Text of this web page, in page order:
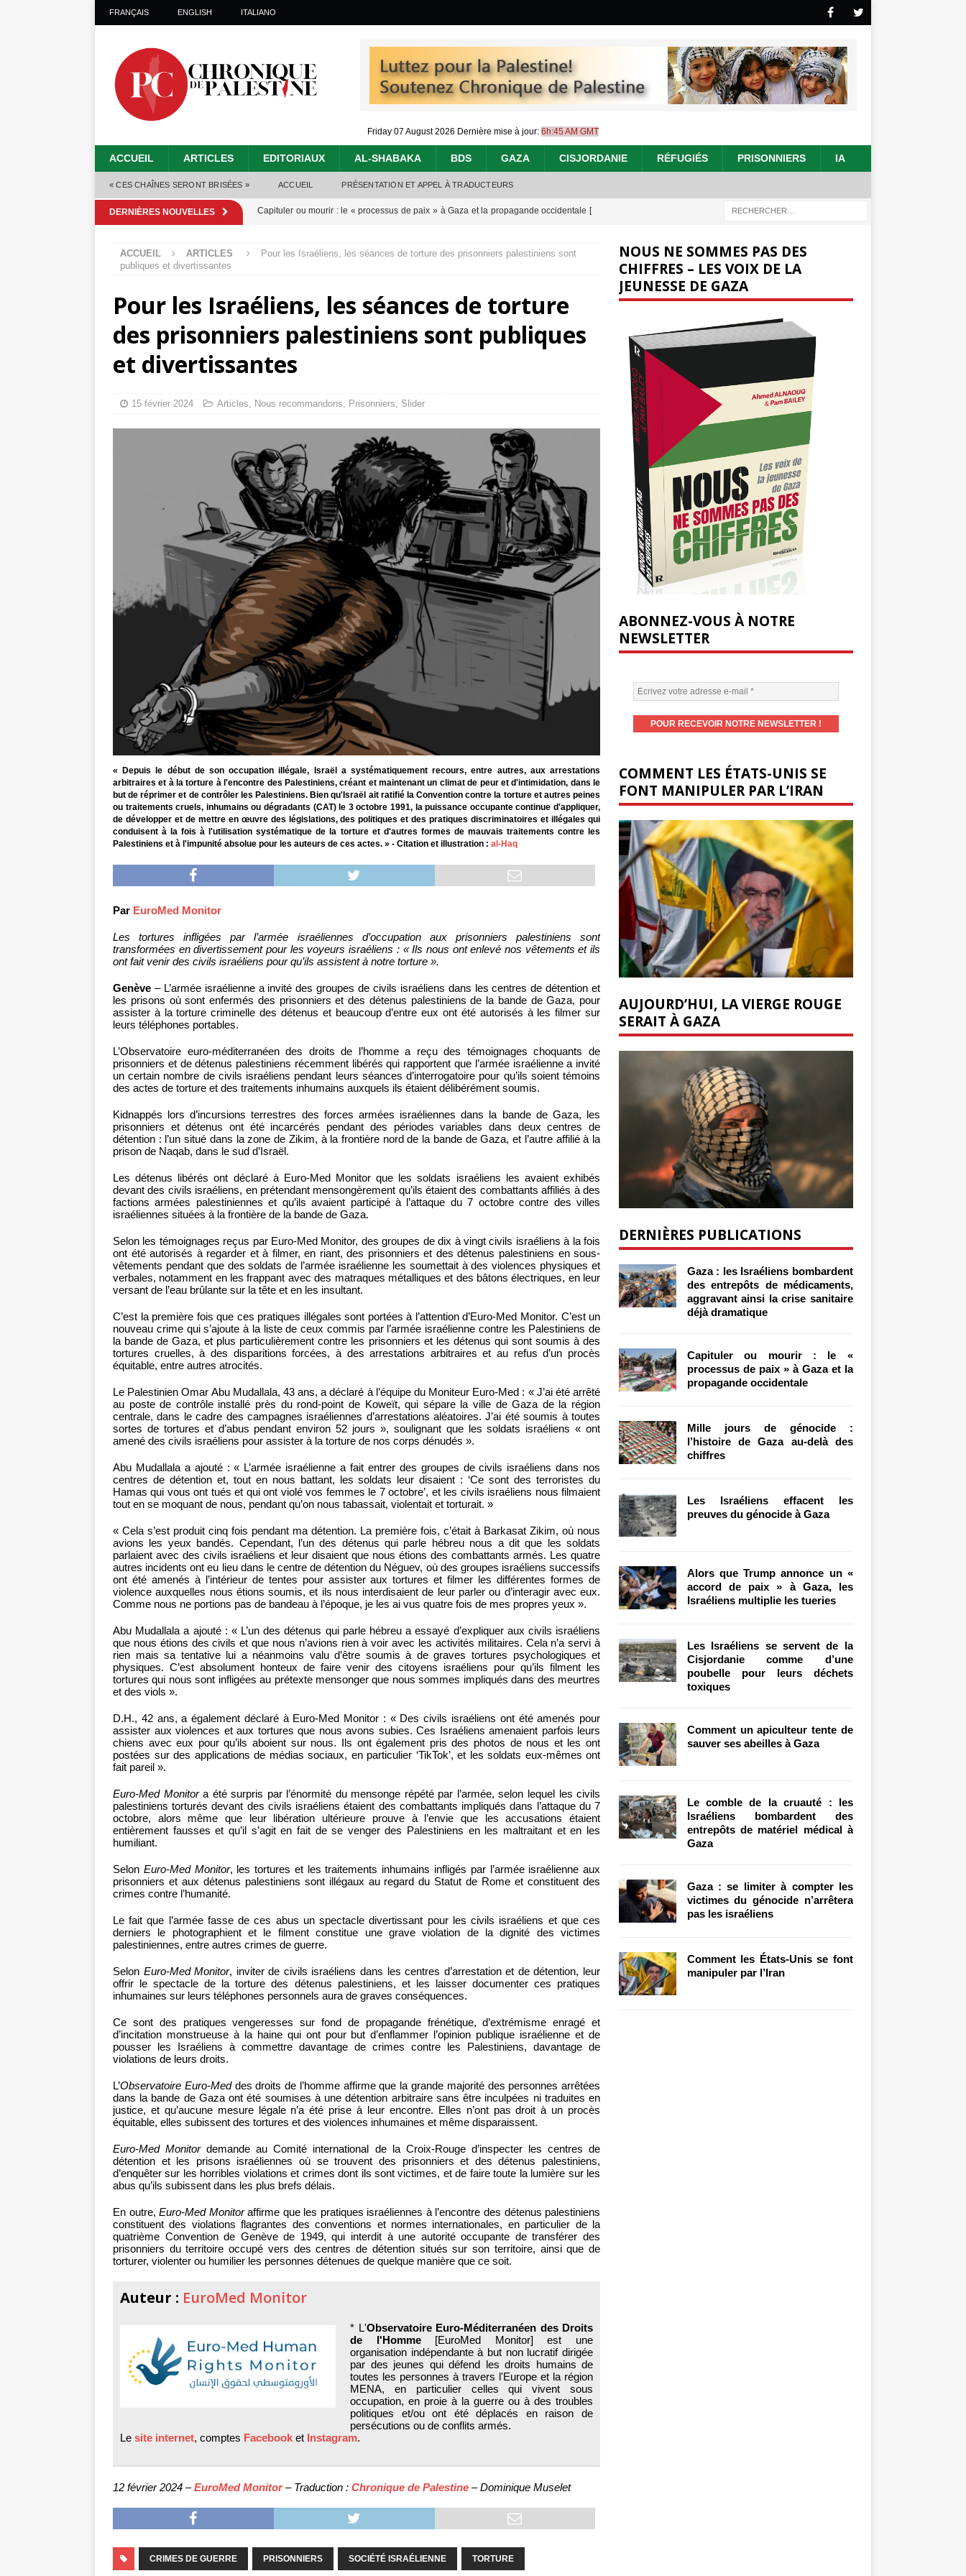
FRANÇAIS ENGLISH ITALIANO
Friday 07 August 2026 Dernière mise à jour: 6h:45 AM GMT
ACCUEIL ARTICLES EDITORIAUX AL-SHABAKA BDS GAZA CISJORDANIE RÉFUGIÉS PRISONNIERS IA
« CES CHAÎNES SERONT BRISÉES » ACCUEIL PRÉSENTATION ET APPEL À TRADUCTEURS
DERNIÈRES NOUVELLES Capituler ou mourir : le « processus de paix » à Gaza et la propagande occidentale [
Mille jours de génocide : l’histoire de Gaza au-delà des chiffres [ 5 août 2026 ]
Alors que Trump annonce un « accord de paix » à Gaza, les Israéliens multiplie les
tueries [ 4 août 2026 ]
Gaza : les Israéliens bombardent des entrepôts de médicaments, aggravant ainsi la
ACCUEIL ARTICLES
Pour les Israéliens, les séances de torture des prisonniers palestiniens sont
publiques et divertissantes
Pour les Israéliens, les séances de torture
des prisonniers palestiniens sont publiques
et divertissantes
15 février 2024 Articles, Nous recommandons, Prisonniers, Slider
« Depuis le début de son occupation illégale, Israël a systématiquement recours, entre autres, aux arrestations
arbitraires et à la torture à l'encontre des Palestiniens, créant et maintenant un climat de peur et d'intimidation, dans le
but de réprimer et de contrôler les Palestiniens. Bien qu'Israël ait ratifié la Convention contre la torture et autres peines
ou traitements cruels, inhumains ou dégradants (CAT) le 3 octobre 1991, la puissance occupante continue d'appliquer,
de développer et de mettre en œuvre des législations, des politiques et des pratiques discriminatoires et illégales qui
conduisent à la fois à l'utilisation systématique de la torture et d'autres formes de mauvais traitements contre les
Palestiniens et à l'impunité absolue pour les auteurs de ces actes. » - Citation et illustration : al-Haq
Par EuroMed Monitor
Les tortures infligées par l’armée israéliennes d’occupation aux prisonniers palestiniens sont
transformées en divertissement pour les voyeurs israéliens : « Ils nous ont enlevé nos vêtements et ils
ont fait venir des civils israéliens pour qu’ils assistent à notre torture ».
Genève – L’armée israélienne a invité des groupes de civils israéliens dans les centres de détention et
les prisons où sont enfermés des prisonniers et des détenus palestiniens de la bande de Gaza, pour
assister à la torture criminelle des détenus et beaucoup d’entre eux ont été autorisés à les filmer sur
leurs téléphones portables.
L’Observatoire euro-méditerranéen des droits de l’homme a reçu des témoignages choquants de
prisonniers et de détenus palestiniens récemment libérés qui rapportent que l’armée israélienne a invité
un certain nombre de civils israéliens pendant leurs séances d’interrogatoire pour qu’ils soient témoins
des actes de torture et des traitements inhumains auxquels ils étaient délibérément soumis.
Kidnappés lors d’incursions terrestres des forces armées israéliennes dans la bande de Gaza, les
prisonniers et détenus ont été incarcérés pendant des périodes variables dans deux centres de
détention : l’un situé dans la zone de Zikim, à la frontière nord de la bande de Gaza, et l’autre affilié à la
prison de Naqab, dans le sud d’Israël.
Les détenus libérés ont déclaré à Euro-Med Monitor que les soldats israéliens les avaient exhibés
devant des civils israéliens, en prétendant mensongèrement qu’ils étaient des combattants affiliés à des
factions armées palestiniennes et qu’ils avaient participé à l’attaque du 7 octobre contre des villes
israéliennes situées à la frontière de la bande de Gaza.
Selon les témoignages reçus par Euro-Med Monitor, des groupes de dix à vingt civils israéliens à la fois
ont été autorisés à regarder et à filmer, en riant, des prisonniers et des détenus palestiniens en sous-
vêtements pendant que des soldats de l’armée israélienne les soumettait à des violences physiques et
verbales, notamment en les frappant avec des matraques métalliques et des bâtons électriques, en leur
versant de l’eau brûlante sur la tête et en les insultant.
C’est la première fois que ces pratiques illégales sont portées à l’attention d’Euro-Med Monitor. C’est un
nouveau crime qui s’ajoute à la liste de ceux commis par l’armée israélienne contre les Palestiniens de
la bande de Gaza, et plus particulièrement contre les prisonniers et les détenus qui sont soumis à des
tortures cruelles, à des disparitions forcées, à des arrestations arbitraires et au refus d’un procès
équitable, entre autres atrocités.
Le Palestinien Omar Abu Mudallala, 43 ans, a déclaré à l’équipe du Moniteur Euro-Med : « J’ai été arrêté
au poste de contrôle installé près du rond-point de Koweït, qui sépare la ville de Gaza de la région
centrale, dans le cadre des campagnes israéliennes d’arrestations aléatoires. J’ai été soumis à toutes
sortes de tortures et d’abus pendant environ 52 jours », soulignant que les soldats israéliens « ont
amené des civils israéliens pour assister à la torture de nos corps dénudés ».
Abu Mudallala a ajouté : « L’armée israélienne a fait entrer des groupes de civils israéliens dans nos
centres de détention et, tout en nous battant, les soldats leur disaient : ‘Ce sont des terroristes du
Hamas qui vous ont tués et qui ont violé vos femmes le 7 octobre’, et les civils israéliens nous filmaient
tout en se moquant de nous, pendant qu’on nous tabassait, violentait et torturait. »
« Cela s’est produit cinq fois pendant ma détention. La première fois, c’était à Barkasat Zikim, où nous
avions les yeux bandés. Cependant, l’un des détenus qui parle hébreu nous a dit que les soldats
parlaient avec des civils israéliens et leur disaient que nous étions des combattants armés. Les quatre
autres incidents ont eu lieu dans le centre de détention du Néguev, où des groupes israéliens successifs
ont été amenés à l’intérieur de tentes pour assister aux tortures et filmer les différentes formes de
violence auxquelles nous étions soumis, et ils nous interdisaient de leur parler ou d’interagir avec eux.
Comme nous ne portions pas de bandeau à l’époque, je les ai vus quatre fois de mes propres yeux ».
Abu Mudallala a ajouté : « L’un des détenus qui parle hébreu a essayé d’expliquer aux civils israéliens
que nous étions des civils et que nous n’avions rien à voir avec les activités militaires. Cela n’a servi à
rien mais sa tentative lui a néanmoins valu d’être soumis à de graves tortures psychologiques et
physiques. C’est absolument honteux de faire venir des citoyens israéliens pour qu’ils filment les
tortures qui nous sont infligées au prétexte mensonger que nous sommes impliqués dans des meurtres
et des viols ».
D.H., 42 ans, a également déclaré à Euro-Med Monitor : « Des civils israéliens ont été amenés pour
assister aux violences et aux tortures que nous avons subies. Ces Israéliens amenaient parfois leurs
chiens avec eux pour qu’ils aboient sur nous. Ils ont également pris des photos de nous et les ont
postées sur des applications de médias sociaux, en particulier ‘TikTok’, et les soldats eux-mêmes ont
fait pareil ».
Euro-Med Monitora été surpris par l’énormité du mensonge répété par l’armée, selon lequel les civils
palestiniens torturés devant des civils israéliens étaient des combattants impliqués dans l’attaque du 7
octobre, alors même que leur libération ultérieure prouve à l’envie que les accusations étaient
entièrement fausses et qu’il s’agit en fait de se venger des Palestiniens en les maltraitant et en les
humiliant.
Selon Euro-Med Monitor, les tortures et les traitements inhumains infligés par l’armée israélienne aux
prisonniers et aux détenus palestiniens sont illégaux au regard du Statut de Rome et constituent des
crimes contre l’humanité.
Le fait que l’armée fasse de ces abus un spectacle divertissant pour les civils israéliens et que ces
derniers le photographient et le filment constitue une grave violation de la dignité des victimes
palestiniennes, entre autres crimes de guerre.
Selon Euro-Med Monitor, inviter de civils israéliens dans les centres d’arrestation et de détention, leur
offrir le spectacle de la torture des détenus palestiniens, et les laisser documenter ces pratiques
inhumaines sur leurs téléphones personnels aura de graves conséquences.
Ce sont des pratiques vengeresses sur fond de propagande frénétique, d’extrémisme enragé et
d’incitation monstrueuse à la haine qui ont pour but d’enflammer l’opinion publique israélienne et de
pousser les Israéliens à commettre davantage de crimes contre les Palestiniens, davantage de
violations de leurs droits.
L’Observatoire Euro-Meddes droits de l’homme affirme que la grande majorité des personnes arrêtées
dans la bande de Gaza ont été soumises à une détention arbitraire sans être inculpées ni traduites en
justice, et qu’aucune mesure légale n’a été prise à leur encontre. Elles n’ont pas droit à un procès
équitable, elles subissent des tortures et des violences inhumaines et même disparaissent.
Euro-Med Monitordemande au Comité international de la Croix-Rouge d’inspecter les centres de
détention et les prisons israéliennes où se trouvent des prisonniers et des détenus palestiniens,
d’enquêter sur les horribles violations et crimes dont ils sont victimes, et de faire toute la lumière sur les
abus qu’ils subissent dans les plus brefs délais.
En outre,Euro-Med Monitoraffirme que les pratiques israéliennes à l’encontre des détenus palestiniens
constituent des violations flagrantes des conventions et normes internationales, en particulier de la
quatrième Convention de Genève de 1949, qui interdit à une autorité occupante de transférer des
prisonniers du territoire occupé vers des centres de détention situés sur son territoire, ainsi que de
torturer, violenter ou humilier les personnes détenues de quelque manière que ce soit.
Auteur : EuroMed Monitor
* L'Observatoire Euro-Méditerranéen des Droits
de l'Homme[EuroMed Monitor] est une
organisation indépendante à but non lucratif dirigée
par des jeunes qui défend les droits humains de
toutes les personnes à travers l'Europe et la région
MENA, en particulier celles qui vivent sous
occupation, en proie à la guerre ou à des troubles
politiques et/ou ont été déplacés en raison de
persécutions ou de conflits armés.
Le site internet, comptes Facebook et Instagram.
12 février 2024 –EuroMed Monitor– Traduction : Chronique de Palestine – Dominique Muselet
CRIMES DE GUERRE PRISONNIERS SOCIÉTÉ ISRAÉLIENNE TORTURE
NOUS NE SOMMES PAS DES
CHIFFRES – LES VOIX DE LA
JEUNESSE DE GAZA
ABONNEZ-VOUS À NOTRE
NEWSLETTER
COMMENT LES ÉTATS-UNIS SE
FONT MANIPULER PAR L’IRAN
AUJOURD’HUI, LA VIERGE ROUGE
SERAIT À GAZA
DERNIÈRES PUBLICATIONS
Gaza : les Israéliens bombardent
des entrepôts de médicaments,
aggravant ainsi la crise sanitaire
déjà dramatique
Capituler ou mourir : le «
processus de paix » à Gaza et la
propagande occidentale
Mille jours de génocide :
l’histoire de Gaza au-delà des
chiffres
Les Israéliens effacent les
preuves du génocide à Gaza
Alors que Trump annonce un «
accord de paix » à Gaza, les
Israéliens multiplie les tueries
Les Israéliens se servent de la
Cisjordanie comme d’une
poubelle pour leurs déchets
toxiques
Comment un apiculteur tente de
sauver ses abeilles à Gaza
Le comble de la cruauté : les
Israéliens bombardent des
entrepôts de matériel médical à
Gaza
Gaza : se limiter à compter les
victimes du génocide n’arrêtera
pas les israéliens
Comment les États-Unis se font
manipuler par l’Iran